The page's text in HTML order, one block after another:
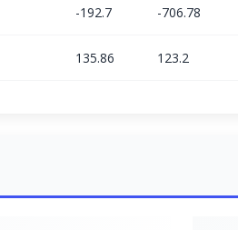
-192.7 -706.78
135.86 123.2